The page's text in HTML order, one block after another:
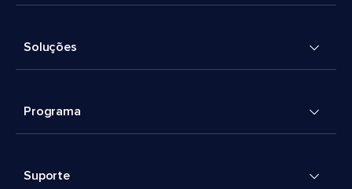
Soluções
Programa
Suporte